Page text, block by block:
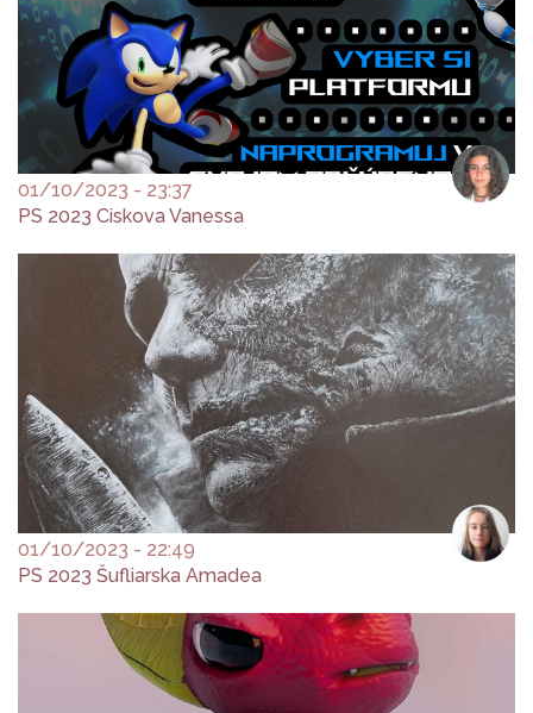
01/10/2023 - 23:37
PS 2023 Ciskova Vanessa
01/10/2023 - 22:49
PS 2023 Šufliarska Amadea